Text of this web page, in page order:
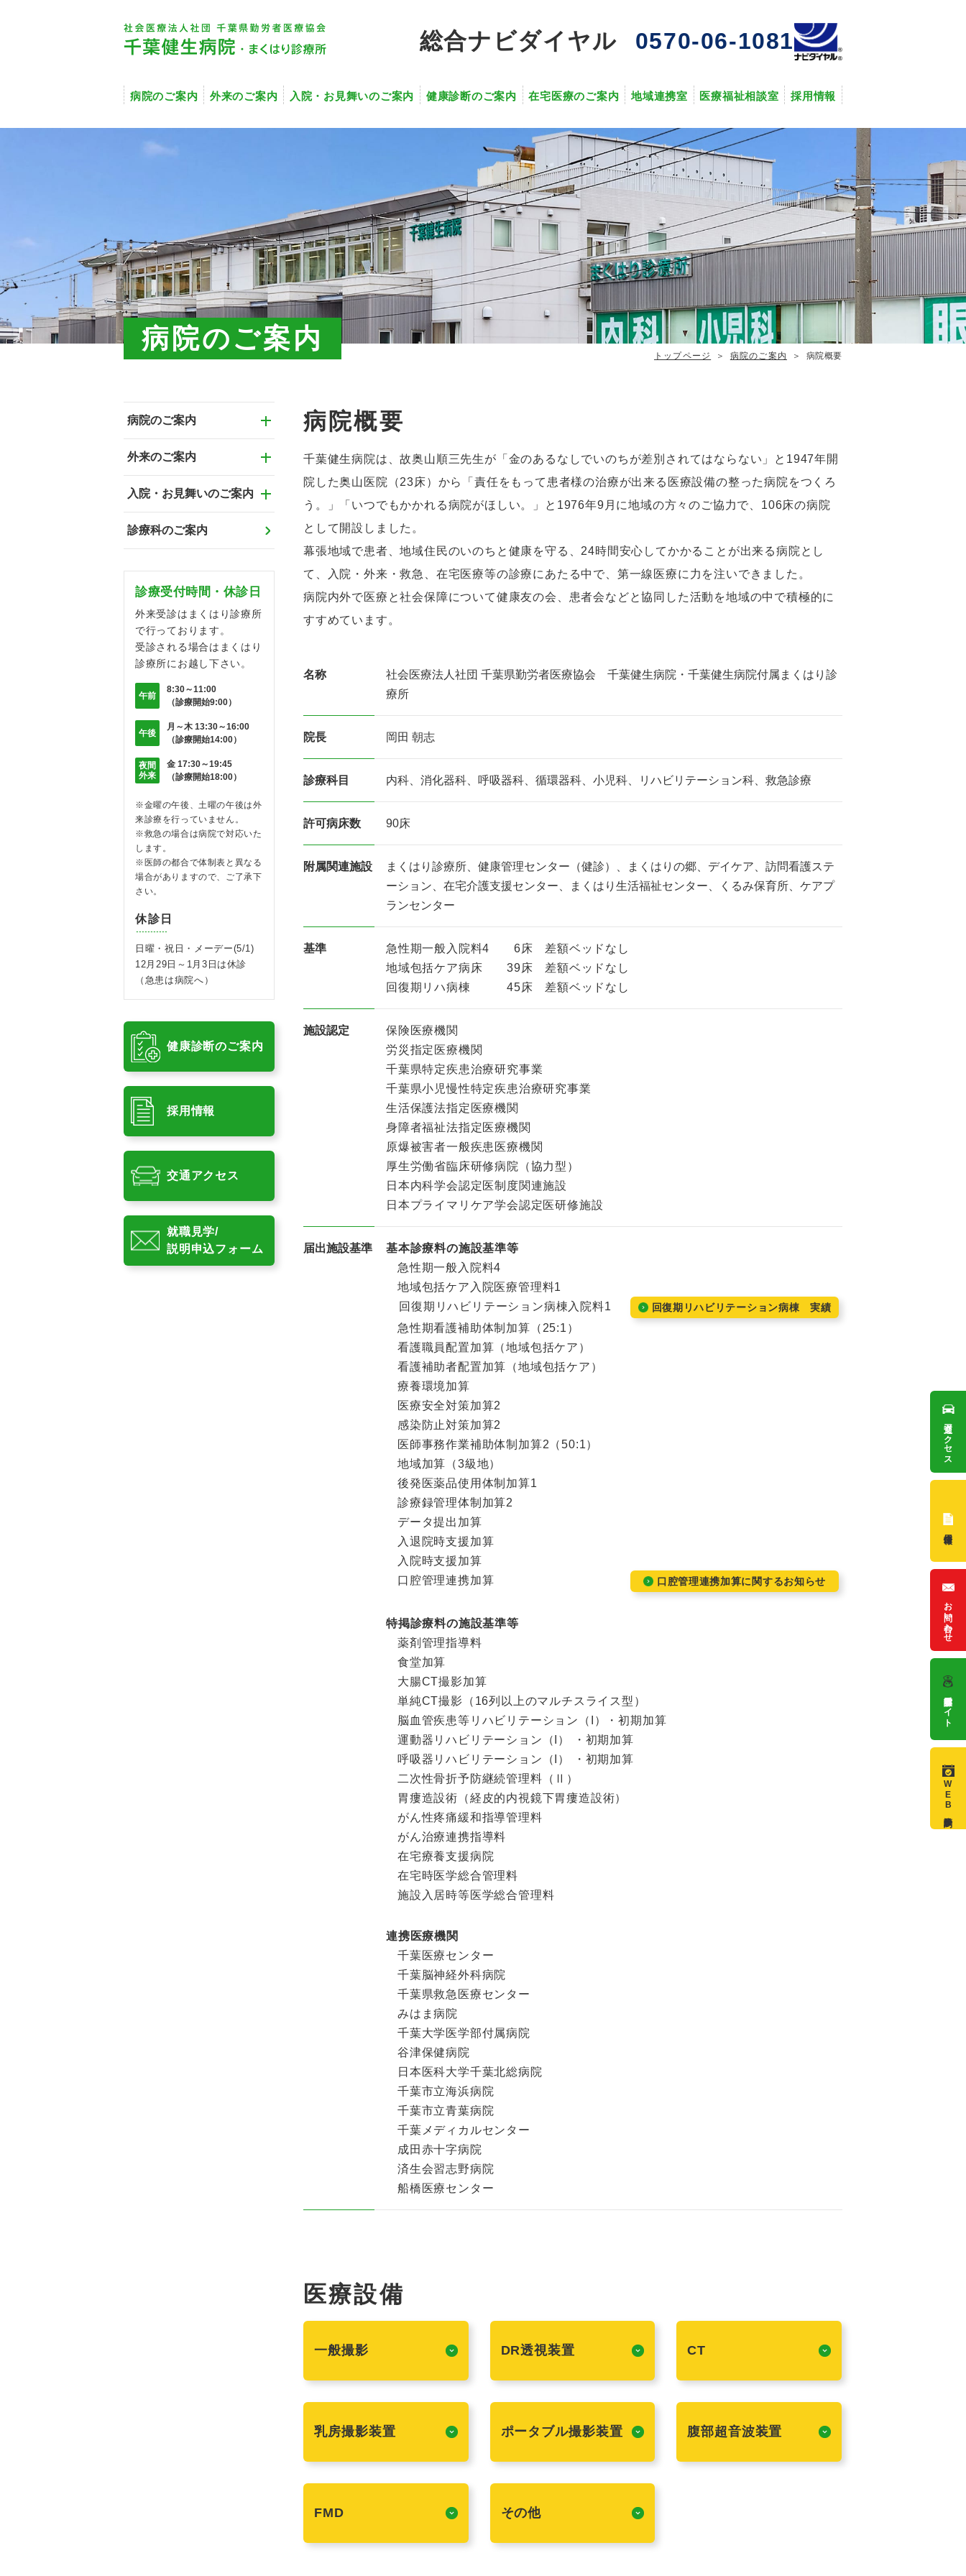
総合ナビダイヤル 0570-06-1081
病院のご案内 外来のご案内 入院・お見舞いのご案内 健康診断のご案内 在宅医療のご案内 地域連携室 医療福祉相談室 採用情報
病院のご案内
トップページ 病院のご案内 病院概要
病院概要
千葉健生病院は、故奥山順三先生が「金のあるなしでいのちが差別されてはならない」と1947年開
院した奥山医院（23床）から「責任をもって患者様の治療が出来る医療設備の整った病院をつくろ
う。」「いつでもかかれる病院がほしい。」と1976年9月に地域の方々のご協力で、106床の病院
として開設しました。
幕張地域で患者、地域住民のいのちと健康を守る、24時間安心してかかることが出来る病院とし
て、入院・外来・救急、在宅医療等の診療にあたる中で、第一線医療に力を注いできました。
病院内外で医療と社会保障について健康友の会、患者会などと協同した活動を地域の中で積極的に
すすめています。
名称
社会医療法人社団 千葉県勤労者医療協会 千葉健生病院・千葉健生病院付属まくはり診
療所
院長 岡田 朝志
診療科目 内科、消化器科、呼吸器科、循環器科、小児科、リハビリテーション科、救急診療
許可病床数 90床
附属関連施設
まくはり診療所、健康管理センター（健診）、まくはりの郷、デイケア、訪問看護ステ
ーション、在宅介護支援センター、まくはり生活福祉センター、くるみ保育所、ケアプ
ランセンター
基準
急性期一般入院料4 6床 差額ベッドなし
地域包括ケア病床 39床 差額ベッドなし
回復期リハ病棟 45床 差額ベッドなし
施設認定
保険医療機関
労災指定医療機関
千葉県特定疾患治療研究事業
千葉県小児慢性特定疾患治療研究事業
生活保護法指定医療機関
身障者福祉法指定医療機関
原爆被害者一般疾患医療機関
厚生労働省臨床研修病院（協力型）
日本内科学会認定医制度関連施設
日本プライマリケア学会認定医研修施設
届出施設基準
基本診療料の施設基準等
急性期一般入院料4
地域包括ケア入院医療管理料1
回復期リハビリテーション病棟入院料1
回復期リハビリテーション病棟 実績
急性期看護補助体制加算（25:1）
看護職員配置加算（地域包括ケア）
看護補助者配置加算（地域包括ケア）
療養環境加算
医療安全対策加算2
感染防止対策加算2
医師事務作業補助体制加算2（50:1）
地域加算（3級地）
後発医薬品使用体制加算1
診療録管理体制加算2
データ提出加算
入退院時支援加算
入院時支援加算
口腔管理連携加算
口腔管理連携加算に関するお知らせ
特掲診療料の施設基準等
薬剤管理指導料
食堂加算
大腸CT撮影加算
単純CT撮影（16列以上のマルチスライス型）
脳血管疾患等リハビリテーション（I）・初期加算
運動器リハビリテーション（I） ・初期加算
呼吸器リハビリテーション（I） ・初期加算
二次性骨折予防継続管理料（Ⅱ）
胃瘻造設術（経皮的内視鏡下胃瘻造設術）
がん性疼痛緩和指導管理料
がん治療連携指導料
在宅療養支援病院
在宅時医学総合管理料
施設入居時等医学総合管理料
連携医療機関
千葉医療センター
千葉脳神経外科病院
千葉県救急医療センター
みはま病院
千葉大学医学部付属病院
谷津保健病院
日本医科大学千葉北総病院
千葉市立海浜病院
千葉市立青葉病院
千葉メディカルセンター
成田赤十字病院
済生会習志野病院
船橋医療センター
医療設備
一般撮影 DR透視装置 CT
乳房撮影装置 ポータブル撮影装置 腹部超音波装置
FMD その他
病院のご案内
外来のご案内
入院・お見舞いのご案内
診療科のご案内
診療受付時間・休診日
外来受診はまくはり診療所
で行っております。
受診される場合はまくはり
診療所にお越し下さい。
午前
8:30～11:00
（診療開始9:00）
午後
月～木 13:30～16:00
（診療開始14:00）
夜間
外来
金 17:30～19:45
（診療開始18:00）
※金曜の午後、土曜の午後は外
来診療を行っていません。
※救急の場合は病院で対応いた
します。
※医師の都合で体制表と異なる
場合がありますので、ご了承下
さい。
休診日
日曜・祝日・メーデー(5/1)
12月29日～1月3日は休診
（急患は病院へ）
健康診断のご案内
採用情報
交通アクセス
就職見学/
説明申込フォーム
交通アクセス
お問い合わせ
看護部サイト
WEB診療予約